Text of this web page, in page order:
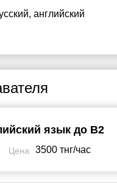
, английский
язык до B2
Цена 3500 тнг/час